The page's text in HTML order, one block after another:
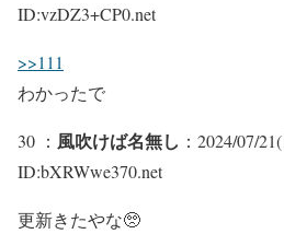
ID:vzDZ3+CP0.net
>>111
わかったで
30 ： 風吹けば名無し ：2024/07/
ID:bXRWwe370.net
更新きたやな🥺